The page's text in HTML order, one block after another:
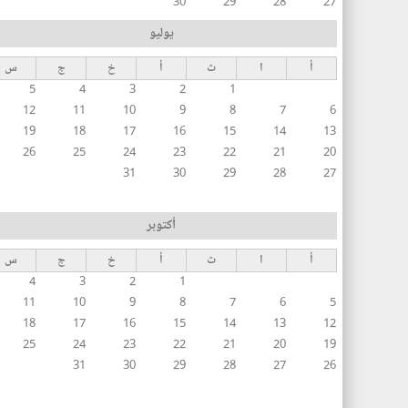
يوليو
أ ا ث أ خ ج
س
1
2
3
4
5
6
7
8
9
10
11
12
13
14
15
16
17
18
19
20
21
22
23
24
25
26
27
28
29
30
31
أكتوبر
أ ا ث أ خ ج
س
1
2
3
4
5
6
7
8
9
10
11
12
13
14
15
16
17
18
19
20
21
22
23
24
25
26
27
28
29
30
31